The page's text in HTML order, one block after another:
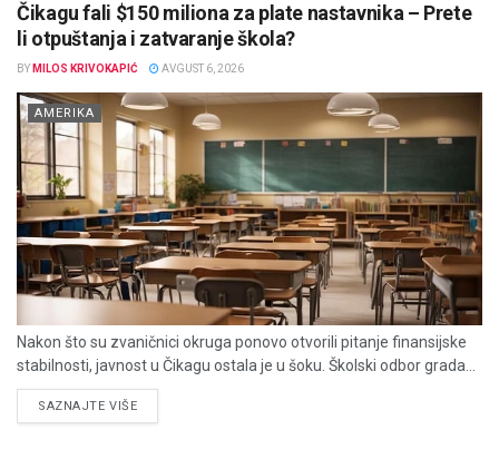
Čikagu fali $150 miliona za plate nastavnika – Prete
li otpuštanja i zatvaranje škola?
BY MILOS KRIVOKAPIĆ AVGUST 6, 2026
AMERIKA
Nakon što su zvaničnici okruga ponovo otvorili pitanje finansijske
stabilnosti, javnost u Čikagu ostala je u šoku. Školski odbor grada...
SAZNAJTE VIŠEDETAILS